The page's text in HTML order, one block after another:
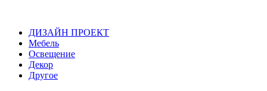
ДИЗАЙН ПРОЕКТ
Мебель
Освещение
Декор
Другое